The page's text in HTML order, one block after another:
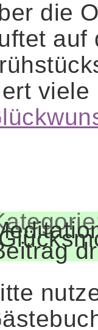
die
auf
viele